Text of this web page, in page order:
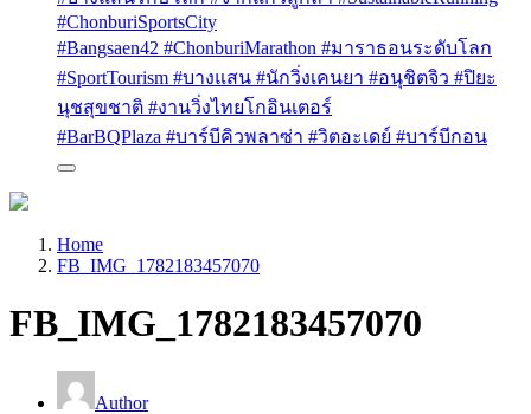
#ChonburiSportsCity
#Bangsaen42 #ChonburiMarathon #มาราธอนระดับโลก
#SportTourism #บางแสน #นักวิ่งเคนยา #อนุชิตจิว #ปิยะ
นุชสุขชาติ #งานวิ่งไทยโกอินเตอร์
#BarBQPlaza #บาร์บีคิวพลาซ่า #วิตอะเดย์ #บาร์บีกอน
Home
FB_IMG_1782183457070
FB_IMG_1782183457070
Author